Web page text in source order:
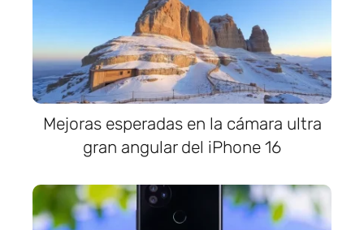
Mejoras esperadas en la cámara ultra
gran angular del iPhone 16